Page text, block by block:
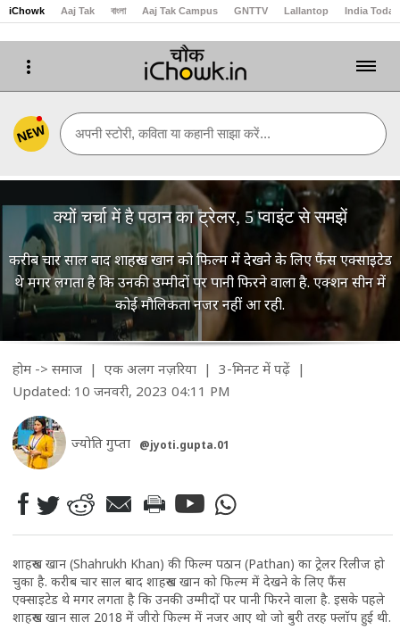
iChowk Aaj Tak বাংলা Aaj Tak Campus GNTTV Lallantop India Today
NEW अपनी स्टोरी, कविता या कहानी साझा करें...
क्यों चर्चा में है पठान का ट्रेलर, 5 प्वाइंट से समझें
करीब चार साल बाद शाहरुख खान को फिल्म में देखने के लिए फैंस एक्साइटेड
थे मगर लगता है कि उनकी उम्मीदों पर पानी फिरने वाला है. एक्शन सीन में
कोई मौलिकता नजर नहीं आ रही.
होम-> समाज| एक अलग नज़रिया | 3-मिनट में पढ़ें |
Updated: 10 जनवरी, 2023 04:11 PM
ज्योति गुप्ता @jyoti.gupta.01
शाहरुख खान (Shahrukh Khan) की फिल्म पठान (Pathan) का ट्रेलर रिलीज हो
चुका है. करीब चार साल बाद शाहरुख खान को फिल्म में देखने के लिए फैंस
एक्साइटेड थे मगर लगता है कि उनकी उम्मीदों पर पानी फिरने वाला है. इसके पहले
शाहरुख खान साल 2018 में जीरो फिल्म में नजर आए थो जो बुरी तरह फ्लॉप हुई थी.